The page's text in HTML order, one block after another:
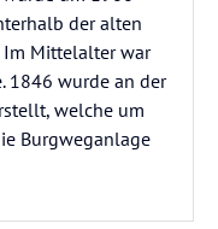
der alten
Im Mittelalter war
1846 wurde an der
welche um
Burgweganlage